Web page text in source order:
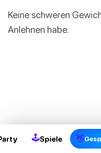
Keine schweren
Anlehnen habe.
🕹Spiele 👋